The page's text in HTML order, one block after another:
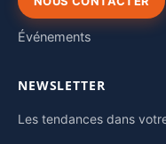
Événements
NEWSLETTER
Les tendances dans